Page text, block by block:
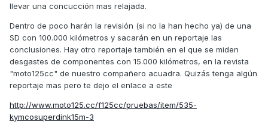
llevar una concucción mas relajada.
Dentro de poco harán la revisión (si no la han hecho ya) de una
SD con 100.000 kilómetros y sacarán en un reportaje las
conclusiones. Hay otro reportaje también en el que se miden
desgastes de componentes con 15.000 kilómetros, en la revista
"moto125cc" de nuestro compañero acuadra. Quizás tenga algún
reportaje mas pero te dejo el enlace a este
http://www.moto125.cc/f125cc/pruebas/item/535-
kymcosuperdink15m-3